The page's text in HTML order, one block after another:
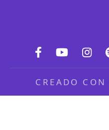
CREADO